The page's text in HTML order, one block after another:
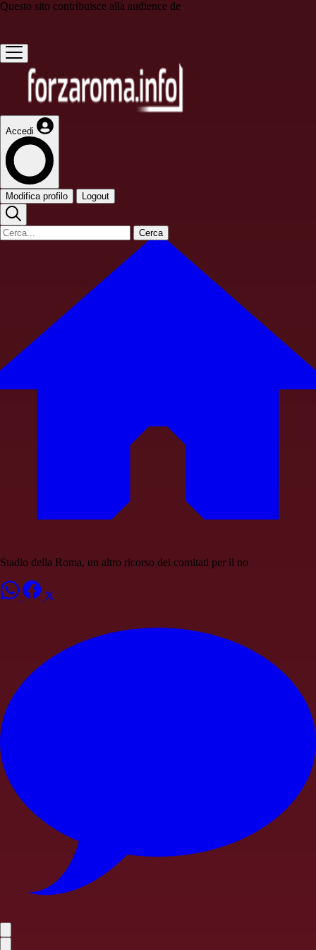
Questo sito contribuisce alla audience de
Accedi
Modifica profilo Logout
Cerca
Stadio della Roma, un altro ricorso dei comitati per il no